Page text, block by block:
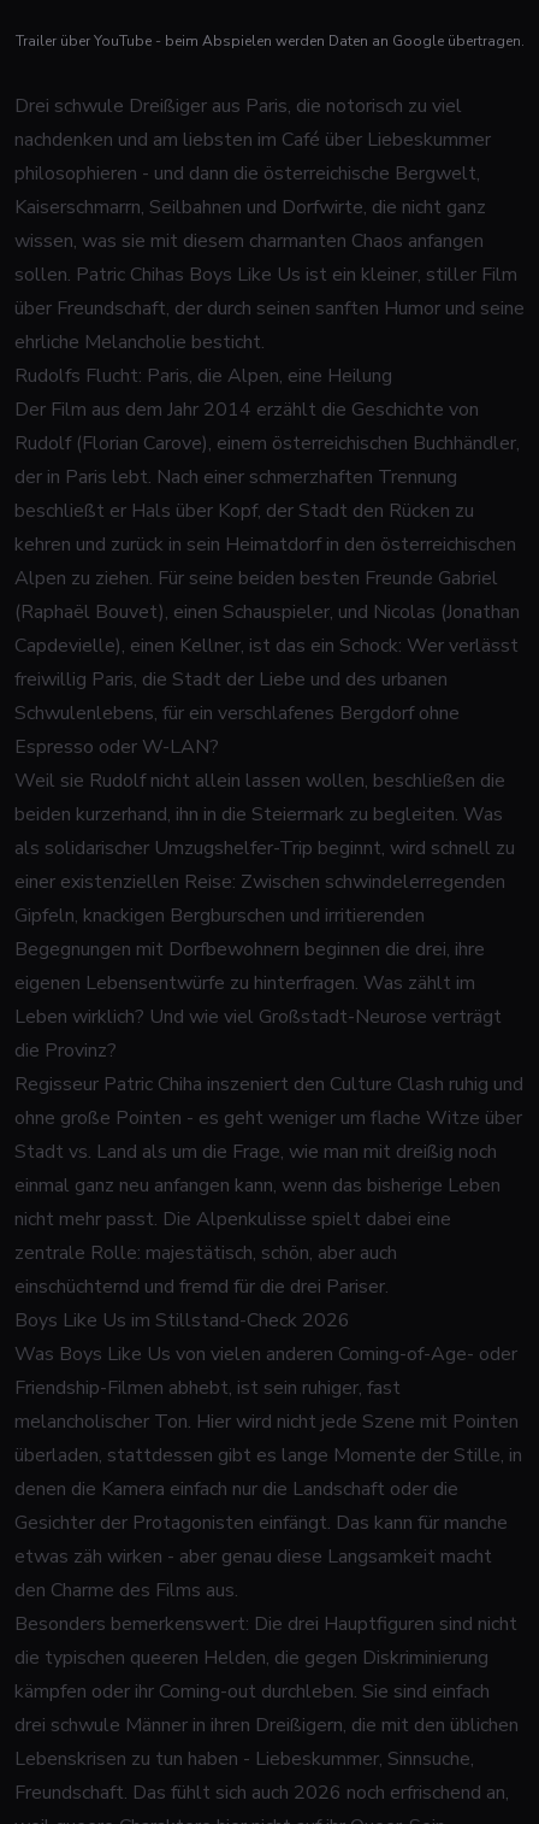
Trailer über YouTube - beim Abspielen werden Daten an Google übertragen.
Drei schwule Dreißiger aus Paris, die notorisch zu viel
nachdenken und am liebsten im Café über Liebeskummer
philosophieren - und dann die österreichische Bergwelt,
Kaiserschmarrn, Seilbahnen und Dorfwirte, die nicht ganz
wissen, was sie mit diesem charmanten Chaos anfangen
sollen. Patric Chihas Boys Like Us ist ein kleiner, stiller Film
über Freundschaft, der durch seinen sanften Humor und seine
ehrliche Melancholie besticht.
Rudolfs Flucht: Paris, die Alpen, eine Heilung
Der Film aus dem Jahr 2014 erzählt die Geschichte von
Rudolf (Florian Carove), einem österreichischen Buchhändler,
der in Paris lebt. Nach einer schmerzhaften Trennung
beschließt er Hals über Kopf, der Stadt den Rücken zu
kehren und zurück in sein Heimatdorf in den österreichischen
Alpen zu ziehen. Für seine beiden besten Freunde Gabriel
(Raphaël Bouvet), einen Schauspieler, und Nicolas (Jonathan
Capdevielle), einen Kellner, ist das ein Schock: Wer verlässt
freiwillig Paris, die Stadt der Liebe und des urbanen
Schwulenlebens, für ein verschlafenes Bergdorf ohne
Espresso oder W-LAN?
Weil sie Rudolf nicht allein lassen wollen, beschließen die
beiden kurzerhand, ihn in die Steiermark zu begleiten. Was
als solidarischer Umzugshelfer-Trip beginnt, wird schnell zu
einer existenziellen Reise: Zwischen schwindelerregenden
Gipfeln, knackigen Bergburschen und irritierenden
Begegnungen mit Dorfbewohnern beginnen die drei, ihre
eigenen Lebensentwürfe zu hinterfragen. Was zählt im
Leben wirklich? Und wie viel Großstadt-Neurose verträgt
die Provinz?
Regisseur Patric Chiha inszeniert den Culture Clash ruhig und
ohne große Pointen - es geht weniger um flache Witze über
Stadt vs. Land als um die Frage, wie man mit dreißig noch
einmal ganz neu anfangen kann, wenn das bisherige Leben
nicht mehr passt. Die Alpenkulisse spielt dabei eine
zentrale Rolle: majestätisch, schön, aber auch
einschüchternd und fremd für die drei Pariser.
Boys Like Us im Stillstand-Check 2026
Was Boys Like Us von vielen anderen Coming-of-Age- oder
Friendship-Filmen abhebt, ist sein ruhiger, fast
melancholischer Ton. Hier wird nicht jede Szene mit Pointen
überladen, stattdessen gibt es lange Momente der Stille, in
denen die Kamera einfach nur die Landschaft oder die
Gesichter der Protagonisten einfängt. Das kann für manche
etwas zäh wirken - aber genau diese Langsamkeit macht
den Charme des Films aus.
Besonders bemerkenswert: Die drei Hauptfiguren sind nicht
die typischen queeren Helden, die gegen Diskriminierung
kämpfen oder ihr Coming-out durchleben. Sie sind einfach
drei schwule Männer in ihren Dreißigern, die mit den üblichen
Lebenskrisen zu tun haben - Liebeskummer, Sinnsuche,
Freundschaft. Das fühlt sich auch 2026 noch erfrischend an,